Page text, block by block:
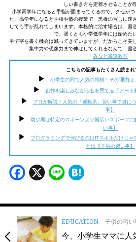
しい書き方を定着させることが
小学高学年になると手指が固まってくるので、クセが
た、高学年になると学校や塾の授業で、黒板の写しに速
しても字が乱れてしまいます。本格的に治す場合は、書
で、遅くとも小学低学年には始めた
手で字を書く機会は減ってきていますが、だからこそ美
集中力や想像力まで伸ばしてくれるなんて、書
みなと書道教室
こちらの記事もたくさん読ま
小学生の間で人気の将棋！その理由は
創作を楽しみながら心を育てる「アート
プロが解説！人気の「運動系」習い事で身に
事】
幼少期は特定のスポーツより幅広いスポーツ
い事】
プログラミングで伸びるのはITスキルだけじゃ
とは【子供の習い事】
Facebook
X Line
EDUCATION 子供の習い
今、小学生ママに人